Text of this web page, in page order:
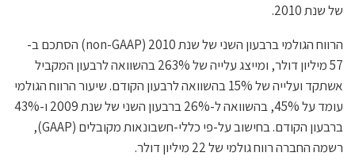
של שנת 2010.
הרווח הגולמי ברבעון השני של שנת 2010 (non-GAAP) הסתכם ב-
57 מיליון דולר, ומייצג עלייה של 263% בהשוואה לרבעון המקביל
אשתקד ועלייה של 15% בהשוואה לרבעון הקודם. שיעור הרווח הגולמי
עומד על 45%, בהשוואה ל-26% ברבעון השני של שנת 2009 ו-43%
ברבעון הקודם. בחישוב על-פי כללי-חשבונאות מקובלים (GAAP),
רשמה החברה רווח גולמי של 22 מיליון דולר.